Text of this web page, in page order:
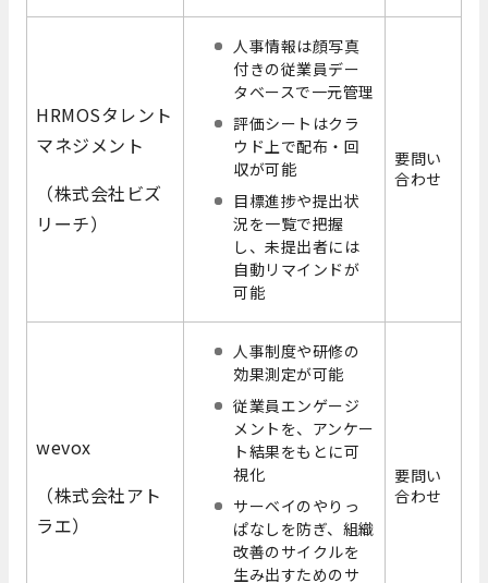
HRMOSタレント
マネジメント
（株式会社ビズ
リーチ）
人事情報は顔写真
付きの従業員デー
タベースで一元管理
評価シートはクラ
ウド上で配布・回
収が可能
目標進捗や提出状
況を一覧で把握
し、未提出者には
自動リマインドが
可能
要問い
合わせ
wevox
（株式会社アト
ラエ）
人事制度や研修の
効果測定が可能
従業員エンゲージ
メントを、アンケー
ト結果をもとに可
視化
サーベイのやりっ
ぱなしを防ぎ、組織
改善のサイクルを
生み出すためのサ
要問い
合わせ